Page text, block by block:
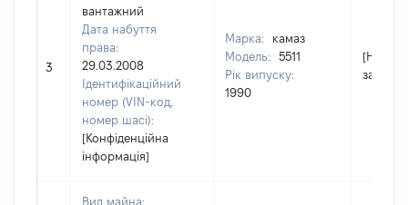
3
вантажний
Дата набуття
права:
29.03.2008
Ідентифікаційний
номер (VIN-код,
номер шасі):
[Конфіденційна
інформація]
Марка:
камаз
Модель:
5511
Рік випуску:
1990
[Не
Вид майна: